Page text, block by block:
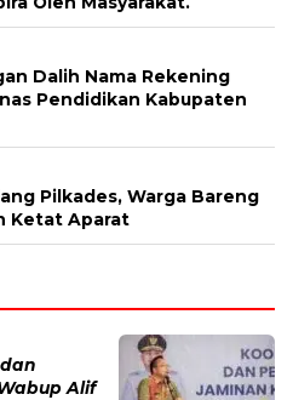
Dalih Nama Rekening
Pendidikan Kabupaten
Pilkades, Warga Bareng
Ketat Aparat
Alif